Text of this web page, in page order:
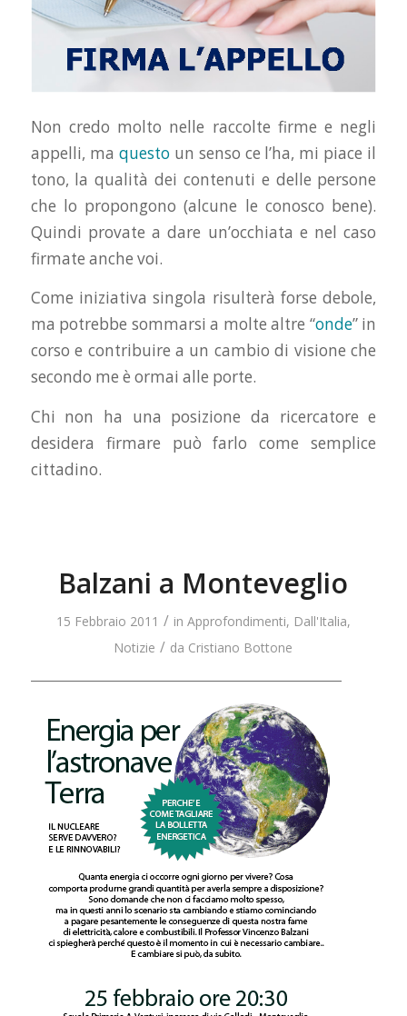
Non credo molto nelle raccolte firme e negli
appelli, ma questo un senso ce l’ha, mi piace il
tono, la qualità dei contenuti e delle persone
che lo propongono (alcune le conosco bene).
Quindi provate a dare un’occhiata e nel caso
firmate anche voi.
Come iniziativa singola risulterà forse debole,
ma potrebbe sommarsi a molte altre “onde” in
corso e contribuire a un cambio di visione che
secondo me è ormai alle porte.
Chi non ha una posizione da ricercatore e
desidera firmare può farlo come semplice
cittadino.
Balzani a Monteveglio
15 Febbraio 2011 / in Approfondimenti, Dall'Italia,
Notizie / da Cristiano Bottone